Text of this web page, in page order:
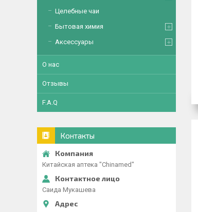
Целебные чаи
Бытовая химия
Аксессуары
О нас
Отзывы
F.A.Q
Контакты
Китайская аптека "Chinamed"
Саида Мукашева